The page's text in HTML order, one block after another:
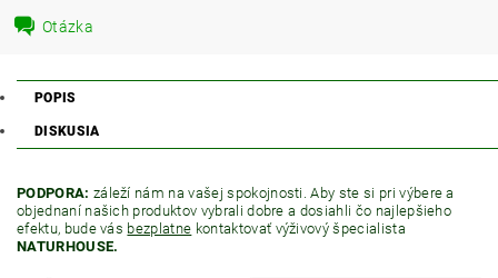
Otázka
POPIS
DISKUSIA
PODPORA: záleží nám na vašej spokojnosti. Aby ste si pri výbere a
objednaní našich produktov vybrali dobre a dosiahli čo najlepšieho
efektu, bude vás bezplatne kontaktovať výživový špecialista
NATURHOUSE.